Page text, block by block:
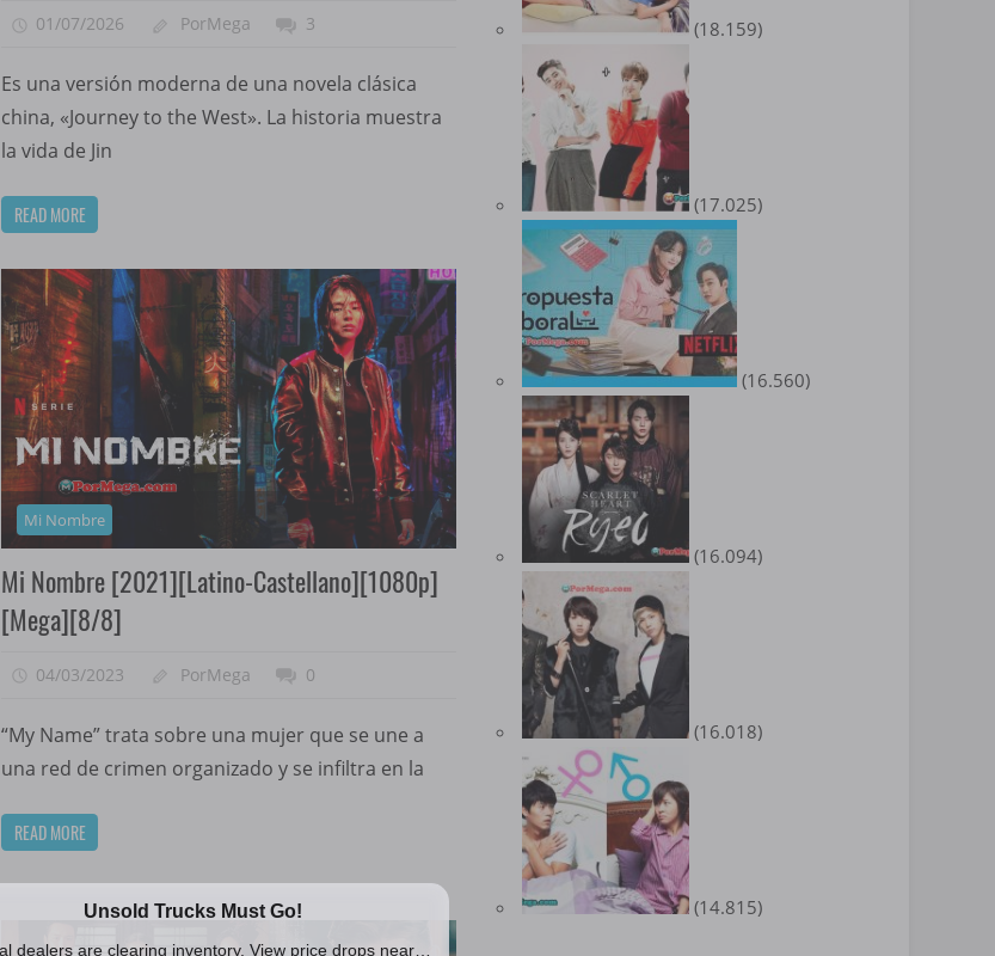
01/07/2026 PorMega 3
Es una versión moderna de una novela clásica
china, «Journey to the West». La historia muestra
la vida de Jin
READ MORE
Mi Nombre
Mi Nombre [2021][Latino-Castellano][1080p]
[Mega][8/8]
04/03/2023 PorMega 0
“My Name” trata sobre una mujer que se une a
una red de crimen organizado y se infiltra en la
READ MORE
(18.159)
(17.025)
(16.560)
(16.094)
(16.018)
(14.815)